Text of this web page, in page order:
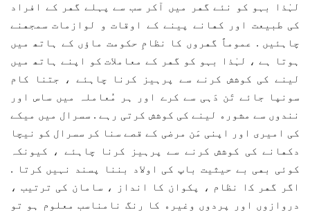
ﻟﮩٰﺬﺍ ﺑﮩﻮ ﮐﻮ ﻧﺌﮯ ﮔﮭﺮ ﻣﯿﮟ ﺁﮐﺮ ﺳﺐ ﺳﮯ ﭘﮩﻠﮯ ﮔﮭﺮ ﮐﮯ ﺍﻓﺮﺍﺩ
ﮐﯽ ﻃﺒﯿﻌﺖ اور ﮐﮭﺎﻧﮯ ﭘﯿﻨﮯ ﮐﮯ ﺍﻭﻗﺎﺕ ﻭ ﻟﻮﺍﺯﻣﺎﺕ ﺳﻤﺠﮭﻨﮯ
ﭼﺎﮨﺌﯿﮟ . ﻋﻤﻮﻣﺎً ﮔﮭﺮﻭﮞ ﮐﺎ ﻧﻈﺎﻡِ ﺣﮑﻮﻣﺖ ﻣﺎﺅﮞ ﮐﮯ ﮨﺎﺗﮫ ﻣﯿﮟ
ﮨﻮﺗﺎ ﮨﮯ ، ﻟﮩٰﺬﺍ ﺑﮩﻮ ﮐﻮ ﮔﮭﺮ ﮐﮯ ﻣﻌﺎﻣﻼﺕ کو ﺍﭘﻨﮯ ﮨﺎﺗﮫ ﻣﯿﮟ
ﻟﯿﻨﮯ ﮐﯽ ﮐﻮﺷﺶ کرنے سے پرہیز کرنا ﭼﺎﮨﺌﮯ ، ﺟﺘﻨﺎ ﮐﺎﻡ
ﺳﻮﻧﭙﺎ ﺟﺎﺋﮯ ﺗَﻦ ﺩَﮨﯽ ﺳﮯ ﮐﺮﮮ ﺍﻭﺭ ﮨﺮ ﻣُﻌﺎملہ ﻣﯿﮟ ﺳﺎﺱ ﺍﻭﺭ
ﻧﻨﺪﻭﮞ ﺳﮯ ﻣﺸﻮﺭﮦ لینے کی کوشش کرتی رہے . ﺳﺴﺮﺍﻝ میں ﻣﯿﮑﮯ
ﮐﯽ ﺍﻣﯿﺮﯼ ﺍﻭﺭ ﺍﭘﻨﯽ ﻣَﻦ ﻣﺮﺿﯽ ﮐﮯ ﻗﺼﮯ ﺳﻨﺎ کر ﺳﺴﺮﺍﻝ ﮐﻮ ﻧﯿﭽﺎ
ﺩﮐﮭﺎﻧﮯ ﮐﯽ ﮐﻮﺷﺶ ﮐﺮنے سے پرہیز کرنا چاہئے ، ﮐﯿﻮﻧﮑﮧ
ﮐﻮﺋﯽ ﺑﮭﯽ بے حیثیت ﺑﺎﭖ کی اولاد ﺑﻨﻨﺎ ﭘﺴﻨﺪ ﻧﮩﯿﮟ ﮐﺮﺗﺎ .
اگر ﮔﮭﺮ ﮐا ﻧﻈﺎﻡ ، پکوان کا ﺍﻧﺪﺍﺯ ، ﺳﺎﻣﺎﻥ ﮐﯽ ﺗﺮﺗﯿﺐ ،
ﺩﺭﻭﺍﺯﻭﮞ ﺍﻭﺭ ﭘﺮﺩﻭﮞ ﻭﻏﯿﺮﮦ ﮐﺎ ﺭﻧﮓ ﻧﺎﻣﻨﺎﺳﺐ ﻣﻌﻠﻮﻡ ﮨﻮ ﺗﻮ